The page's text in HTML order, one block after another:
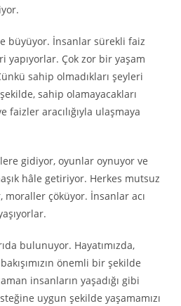
büyüyor. İnsanlar sürekli faiz
yapıyorlar. Çok zor bir yaşam
sahip olmadıkları şeyleri
sahip olamayacakları
faizler aracılığıyla ulaşmaya
gidiyor, oyunlar oynuyor ve
hâle getiriyor. Herkes mutsuz
çöküyor. İnsanlar acı
bulunuyor. Hayatımızda,
önemli bir şekilde
insanların yaşadığı gibi
uygun şekilde yaşamamızı